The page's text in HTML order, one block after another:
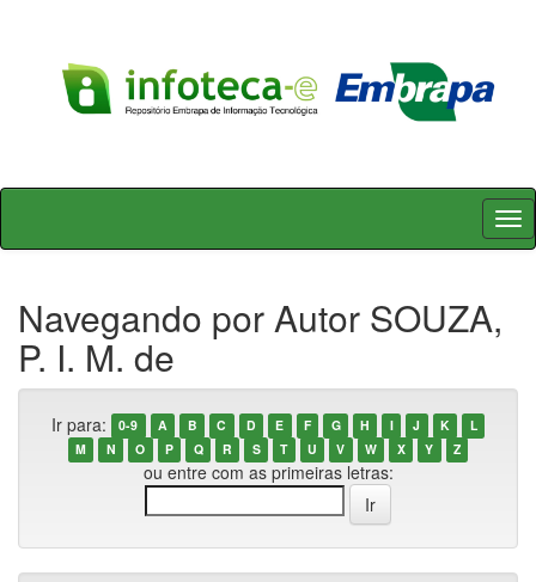
Skip
Navegando por Autor SOUZA,
P. I. M. de
Ir para: 0-9 A B C D E F G H I J K
L
M
N O P Q R S T U V W X Y Z
ou entre com as primeiras letras: